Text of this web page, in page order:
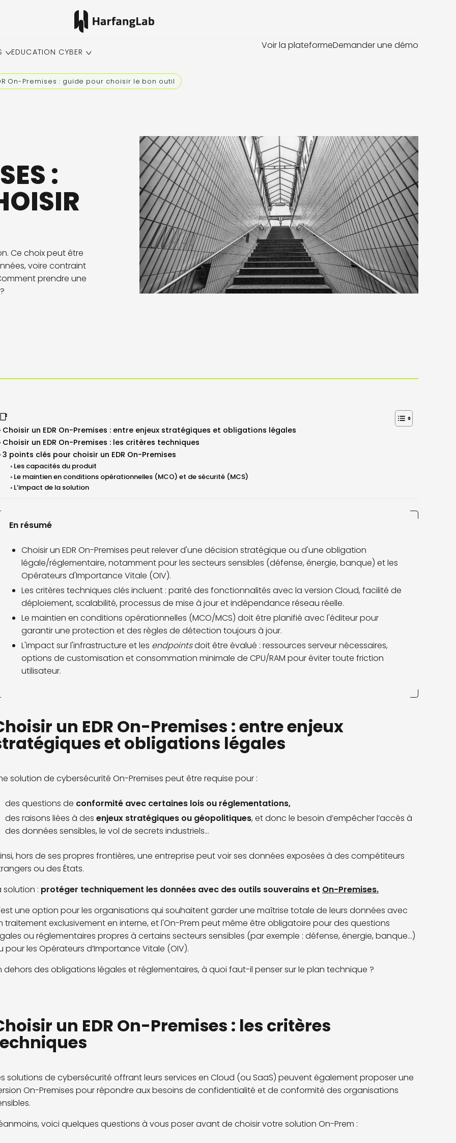
EDUCATION CYBER
Voir la plateformeDemander une démo
On-Premises : guide pour choisir le bon outil
:
Ce choix peut être
voire contraint
prendre une
📑
Choisir un EDR On-Premises : entre enjeux stratégiques et obligations légales
Choisir un EDR On-Premises : les critères techniques
3 points clés pour choisir un EDR On-Premises
Les capacités du produit
Le maintien en conditions opérationnelles (MCO) et de sécurité (MCS)
L’impact de la solution
En résumé
Choisir un EDR On-Premises peut relever d'une décision stratégique ou d'une obligation
légale/réglementaire, notamment pour les secteurs sensibles (défense, énergie, banque) et les
Opérateurs d'Importance Vitale (OIV).
Les critères techniques clés incluent : parité des fonctionnalités avec la version Cloud, facilité de
déploiement, scalabilité, processus de mise à jour et indépendance réseau réelle.
Le maintien en conditions opérationnelles (MCO/MCS) doit être planifié avec l'éditeur pour
garantir une protection et des règles de détection toujours à jour.
L'impact sur l'infrastructure et les endpointsdoit être évalué : ressources serveur nécessaires,
options de customisation et consommation minimale de CPU/RAM pour éviter toute friction
utilisateur.
un EDR On-Premises : entre enjeux
et obligations légales
solution de cybersécurité On-Premises peut être requise pour :
des questions de conformité avec certaines lois ou réglementations,
des raisons liées à des enjeux stratégiques ou géopolitiques, et donc le besoin d’empêcher l’accès à
des données sensibles, le vol de secrets industriels...
hors de ses propres frontières, une entreprise peut voir ses données exposées à des compétiteurs
ou des États.
solution : protéger techniquement les données avec des outils souverains et On-Premises.
une option pour les organisations qui souhaitent garder une maîtrise totale de leurs données avec
traitement exclusivement en interne, et l'On-Prem peut même être obligatoire pour des questions
ou réglementaires propres à certains secteurs sensibles (par exemple : défense, énergie, banque...)
pour les Opérateurs d’Importance Vitale (OIV).
dehors des obligations légales et réglementaires, à quoi faut-il penser sur le plan technique ?
un EDR On-Premises : les critères
solutions de cybersécurité offrant leurs services en Cloud (ou SaaS) peuvent également proposer une
On-Premises pour répondre aux besoins de confidentialité et de conformité des organisations
voici quelques questions à vous poser avant de choisir votre solution On-Prem :